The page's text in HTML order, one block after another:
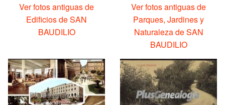
Ver fotos antiguas de
Edificios de SAN
BAUDILIO
Ver fotos antiguas de
Parques, Jardines y
Naturaleza de SAN
BAUDILIO